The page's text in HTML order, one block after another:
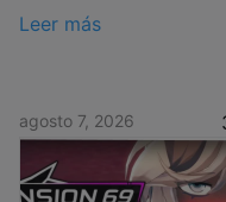
Leer más
agosto 7, 2026